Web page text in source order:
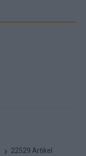
22529 Artikel